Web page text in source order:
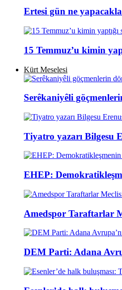
Ertesi gün ne
15 Temmuz’u kimin
Kürt Meselesi
Serêkaniyêli
Tiyatro yazarı Bilgesu
EHEP:
Amedspor Taraftarlar
DEM Parti: Adana